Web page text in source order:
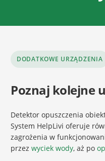
DODATKOWE URZĄDZENIA
Poznaj kolejne
Detektor opuszczenia
System HelpLivi oferuje
zagrożenia w
przez wyciek wody, aż po